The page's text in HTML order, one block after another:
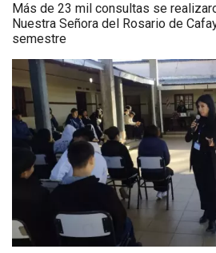
Más de 23 mil consultas se
Nuestra Señora del Rosario de
semestre